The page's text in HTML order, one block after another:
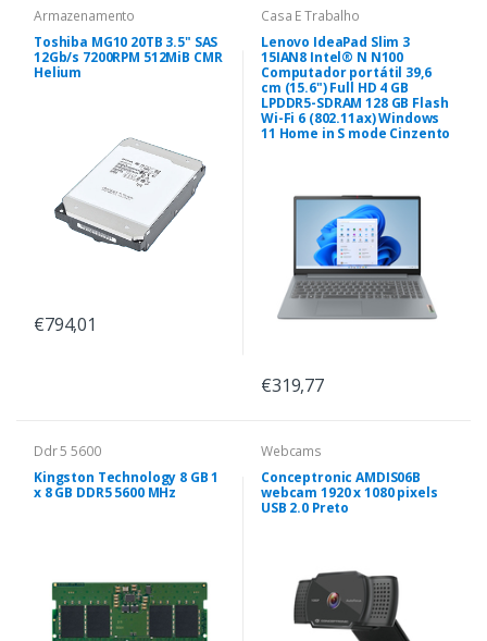
Armazenamento
Toshiba MG10 20TB 3.5" SAS
12Gb/s 7200RPM 512MiB CMR
Helium
€794,01
Casa E Trabalho
Lenovo IdeaPad Slim 3
15IAN8 Intel® N N100
Computador portátil 39,6
cm (15.6") Full HD 4 GB
LPDDR5-SDRAM 128 GB Flash
Wi-Fi 6 (802.11ax) Windows
11 Home in S mode Cinzento
€319,77
Ddr 5 5600
Kingston Technology 8 GB 1
x 8 GB DDR5 5600 MHz
Webcams
Conceptronic AMDIS06B
webcam 1920 x 1080 pixels
USB 2.0 Preto